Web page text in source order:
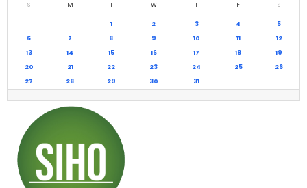
S M T W T F S
1 2 3 4
5
6
7 8 9 10 11
12
13
14 15 16 17 18
19
20
21 22 23 24 25
26
27
28 29 30 31